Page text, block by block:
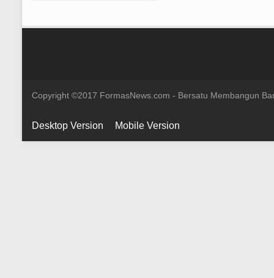
Copyright ©2017 FormasNews.com - Bersatu Membangun
Desktop Version Mobile Version